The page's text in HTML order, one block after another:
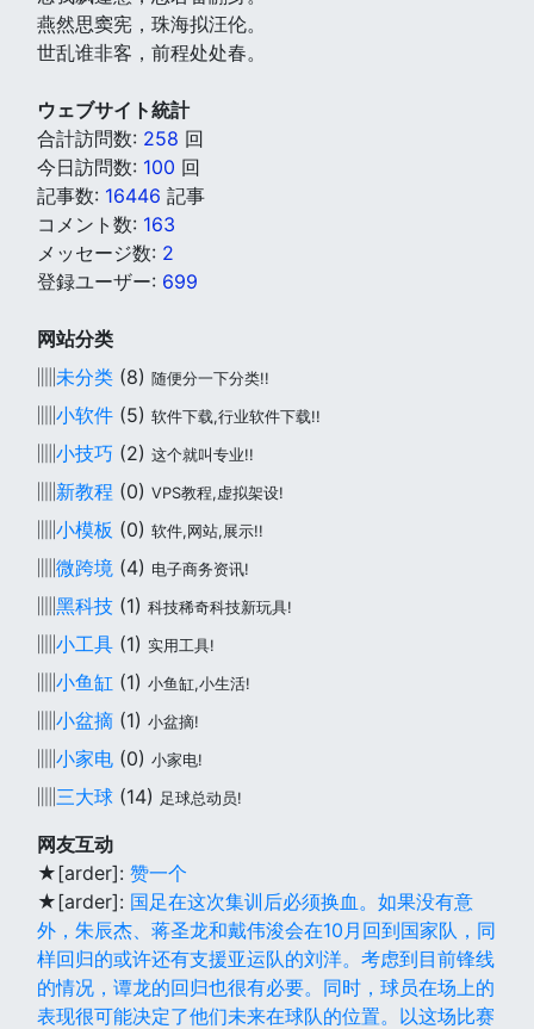
燕然思窦宪，珠海拟汪伦。
世乱谁非客，前程处处春。
ウェブサイト統計
合計訪問数: 258 回
今日訪問数: 100 回
記事数: 16446 記事
コメント数: 163
メッセージ数: 2
登録ユーザー: 699
网站分类
未分类 (8) 随便分一下分类!!
小软件 (5) 软件下载,行业软件下载!!
小技巧 (2) 这个就叫专业!!
新教程 (0) VPS教程,虚拟架设!
小模板 (0) 软件,网站,展示!!
微跨境 (4) 电子商务资讯!
黑科技 (1) 科技稀奇科技新玩具!
小工具 (1) 实用工具!
小鱼缸 (1) 小鱼缸,小生活!
小盆摘 (1) 小盆摘!
小家电 (0) 小家电!
三大球 (14) 足球总动员!
网友互动
★[arder]: 赞一个
★[arder]: 国足在这次集训后必须换血。如果没有意
外，朱辰杰、蒋圣龙和戴伟浚会在10月回到国家队，同
样回归的或许还有支援亚运队的刘洋。考虑到目前锋线
的情况，谭龙的回归也很有必要。同时，球员在场上的
表现很可能决定了他们未来在球队的位置。以这场比赛